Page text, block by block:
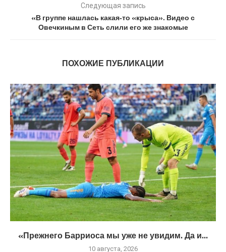
Следующая запись
«В группе нашлась какая‑то «крыса». Видео с
Овечкиным в Сеть слили его же знакомые
ПОХОЖИЕ ПУБЛИКАЦИИ
«Прежнего Барриоса мы уже не увидим. Да и...
10 августа, 2026